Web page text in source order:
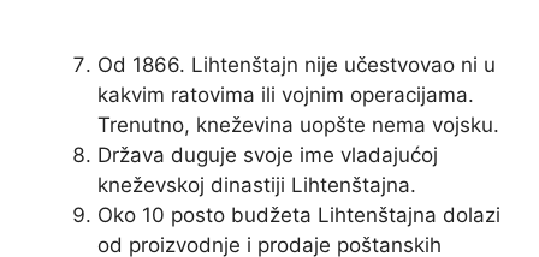
Od 1866. Lihtenštajn nije učestvovao ni u
kakvim ratovima ili vojnim operacijama.
Trenutno, kneževina uopšte nema vojsku.
Država duguje svoje ime vladajućoj
kneževskoj dinastiji Lihtenštajna.
Oko 10 posto budžeta Lihtenštajna dolazi
od proizvodnje i prodaje poštanskih